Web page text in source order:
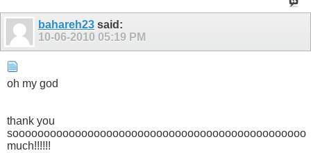
bahareh23 said:
10-06-2010 05:19 PM
oh my god
thank you
sooooooooooooooooooooooooooooooooooooooooooooooo
much!!!!!!